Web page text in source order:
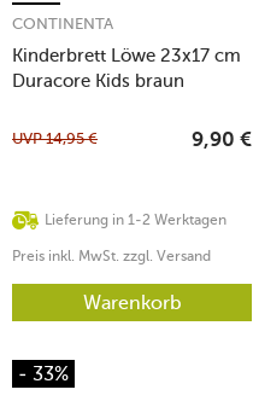
Kinderbrett Löwe 23x17 cm
Duracore Kids braun
CONTINENTA
Lieferung in 1-2 Werktagen
UVP14,95 € 9,90 €
Preis inkl. MwSt. zzgl. Versand
Warenkorb
- 33%